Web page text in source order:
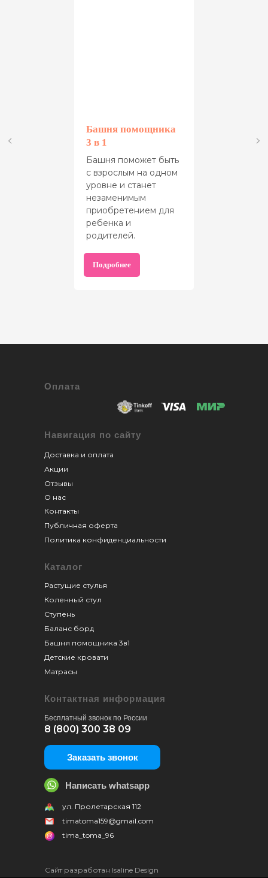
Башня помощника
3 в 1
Башня поможет быть
с взрослым на одном
уровне и станет
незаменимым
приобретением для
ребенка и
родителей.
Подробнее
Оплата
Контактная информация
ул. Пролетарская 112
timatoma159@gmail.com
tima_toma_96
Навигация по сайту
Каталог
8 (800) 300 38 09
Бесплатный звонок по России
Заказать звонок
Башня помощника 3в1
Баланс борд
Ступень
Коленный стул
Растущие стулья
Детские кровати
Матрасы
Контакты
Отзывы
Акции
Доставка и оплата
О нас
Публичная оферта
Политика конфиденциальности
Написать whatsapp
Сайт разработан Isaline Design